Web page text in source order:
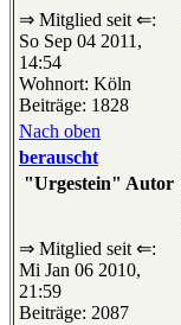
⇒ Mitglied seit ⇐:
So Sep 04 2011,
14:54
Wohnort: Köln
Beiträge: 1828
Nach oben
berauscht
"Urgestein" Autor
⇒ Mitglied seit ⇐:
Mi Jan 06 2010,
21:59
Beiträge: 2087